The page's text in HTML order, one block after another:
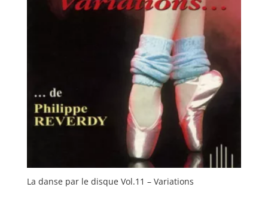
La danse par le disque Vol.11 – Variations